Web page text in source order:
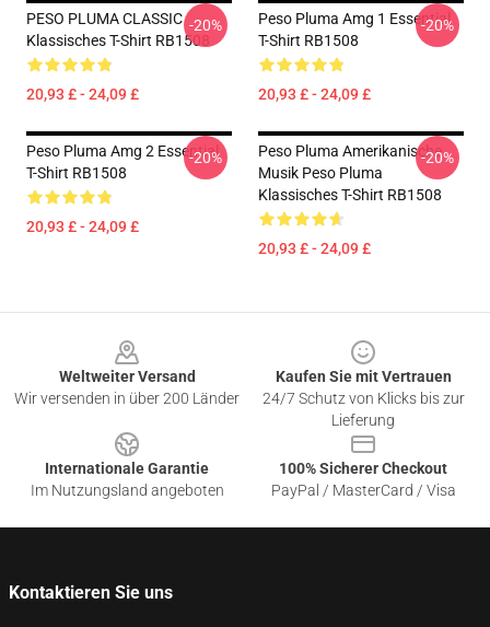
PESO PLUMA CLASSIC
Klassisches T-Shirt RB1508
20,93 £ - 24,09 £
-20%
Peso Pluma Amg 1 Essential
T-Shirt RB1508
20,93 £ - 24,09 £
-20%
Peso Pluma Amg 2 Essential
T-Shirt RB1508
20,93 £ - 24,09 £
-20%
Peso Pluma Amerikanische
Musik Peso Pluma
Klassisches T-Shirt RB1508
20,93 £ - 24,09 £
-20%
Weltweiter Versand
Wir versenden in über 200 Länder
Kaufen Sie mit Vertrauen
24/7 Schutz von Klicks bis zur
Lieferung
Internationale Garantie
Im Nutzungsland angeboten
100% Sicherer Checkout
PayPal / MasterCard / Visa
Kontaktieren Sie uns